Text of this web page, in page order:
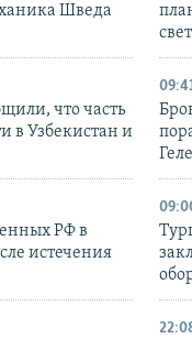
Шведа
что часть
в Узбекистан и
РФ в
истечения